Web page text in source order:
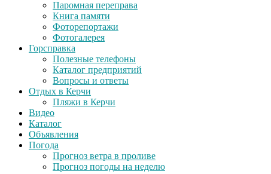
Паромная переправа
Книга памяти
Фоторепортажи
Фотогалерея
Горсправка
Полезные телефоны
Каталог предприятий
Вопросы и ответы
Отдых в Керчи
Пляжи в Керчи
Видео
Каталог
Объявления
Погода
Прогноз ветра в проливе
Прогноз погоды на неделю